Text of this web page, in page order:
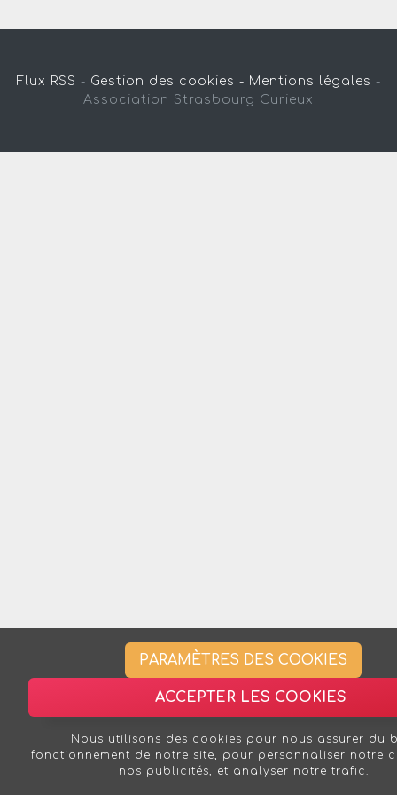
Flux RSS - Gestion des cookies - Mentions légales -
Association Strasbourg Curieux
PARAMÈTRES DES COOKIES
ACCEPTER LES COOKIES
Nous utilisons des cookies pour nous assurer du
fonctionnement de notre site, pour personnaliser notre
nos publicités, et analyser notre trafic.